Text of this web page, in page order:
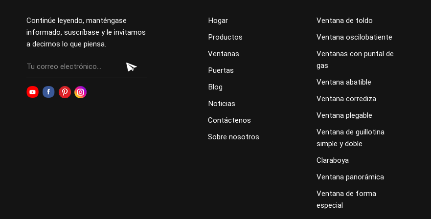
Continúe leyendo, manténgase
informado, suscríbase y le invitamos
a decirnos lo que piensa.
Hogar
Productos
Ventanas
Puertas
Blog
Noticias
Contáctenos
Sobre nosotros
Ventana de toldo
Ventana oscilobatiente
Ventanas con puntal de
gas
Ventana abatible
Ventana corrediza
Ventana plegable
Ventana de guillotina
simple y doble
Claraboya
Ventana panorámica
Ventana de forma
especial